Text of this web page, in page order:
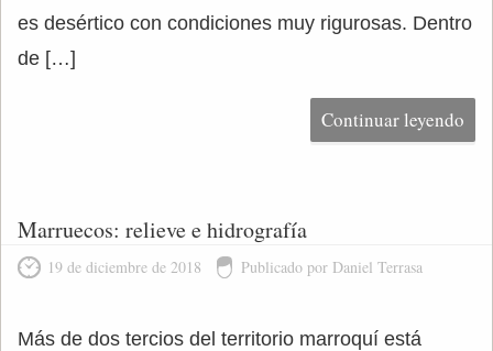
es desértico con condiciones muy rigurosas. Dentro
de […]
Continuar leyendo
Marruecos: relieve e hidrografía
19 de diciembre de 2018 Publicado por Daniel Terrasa
Más de dos tercios del territorio marroquí está